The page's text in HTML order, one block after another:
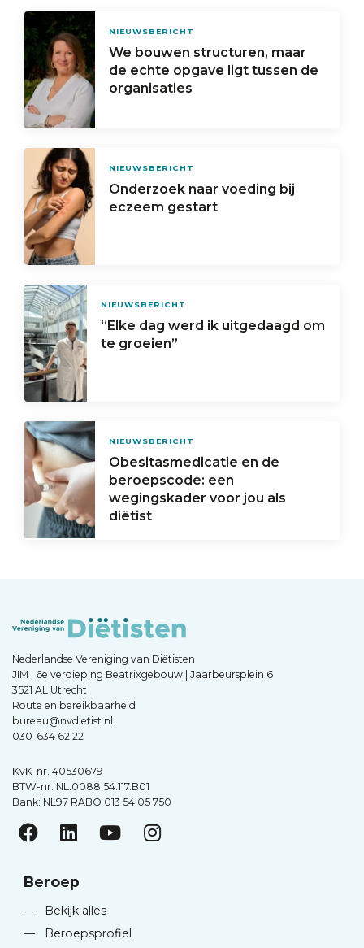
NIEUWSBERICHT
We bouwen structuren, maar
de echte opgave ligt tussen de
organisaties
NIEUWSBERICHT
Onderzoek naar voeding bij
eczeem gestart
NIEUWSBERICHT
“Elke dag werd ik uitgedaagd om
te groeien”
NIEUWSBERICHT
Obesitasmedicatie en de
beroepscode: een
wegingskader voor jou als
diëtist
Nederlandse Vereniging van Diëtisten
JIM | 6e verdieping Beatrixgebouw | Jaarbeursplein 6
3521 AL Utrecht
Route en bereikbaarheid
bureau@nvdietist.nl
030-634 62 22
KvK-nr. 40530679
BTW-nr. NL.0088.54.117.B01
Bank: NL97 RABO 013 54 05 750
Beroep
—
Bekijk alles
—
Beroepsprofiel